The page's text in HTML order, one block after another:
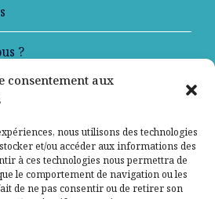
consentement aux
nous utilisons des technologies
et/ou accéder aux informations des
à ces technologies nous permettra de
le comportement de navigation ou les
de ne pas consentir ou de retirer son
?